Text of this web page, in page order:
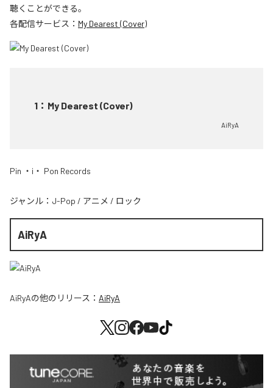
聴くことができる。
各配信サービス： My Dearest (Cover)
1 ： My Dearest (Cover)
AiRyA
Pin ・i・ Pon Records
ジャンル： J-Pop / アニメ / ロック
AiRyA
AiRyAの他のリリース： AiRyA